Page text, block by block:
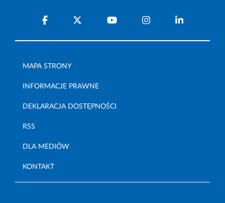
MAPA STRONY
INFORMACJE PRAWNE
DEKLARACJA DOSTĘPNOŚCI
RSS
DLA MEDIÓW
KONTAKT